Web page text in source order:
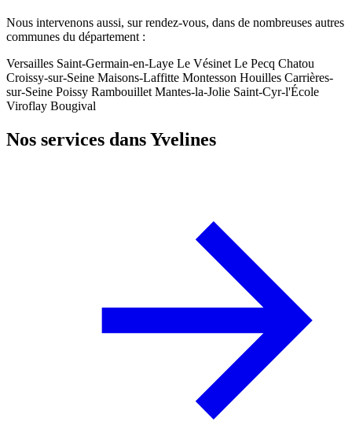
Nous intervenons aussi, sur rendez-vous, dans de nombreuses autres
communes du département :
Versailles Saint-Germain-en-Laye Le Vésinet Le Pecq Chatou
Croissy-sur-Seine Maisons-Laffitte Montesson Houilles Carrières-
sur-Seine Poissy Rambouillet Mantes-la-Jolie Saint-Cyr-l'École
Viroflay Bougival
Nos services dans Yvelines